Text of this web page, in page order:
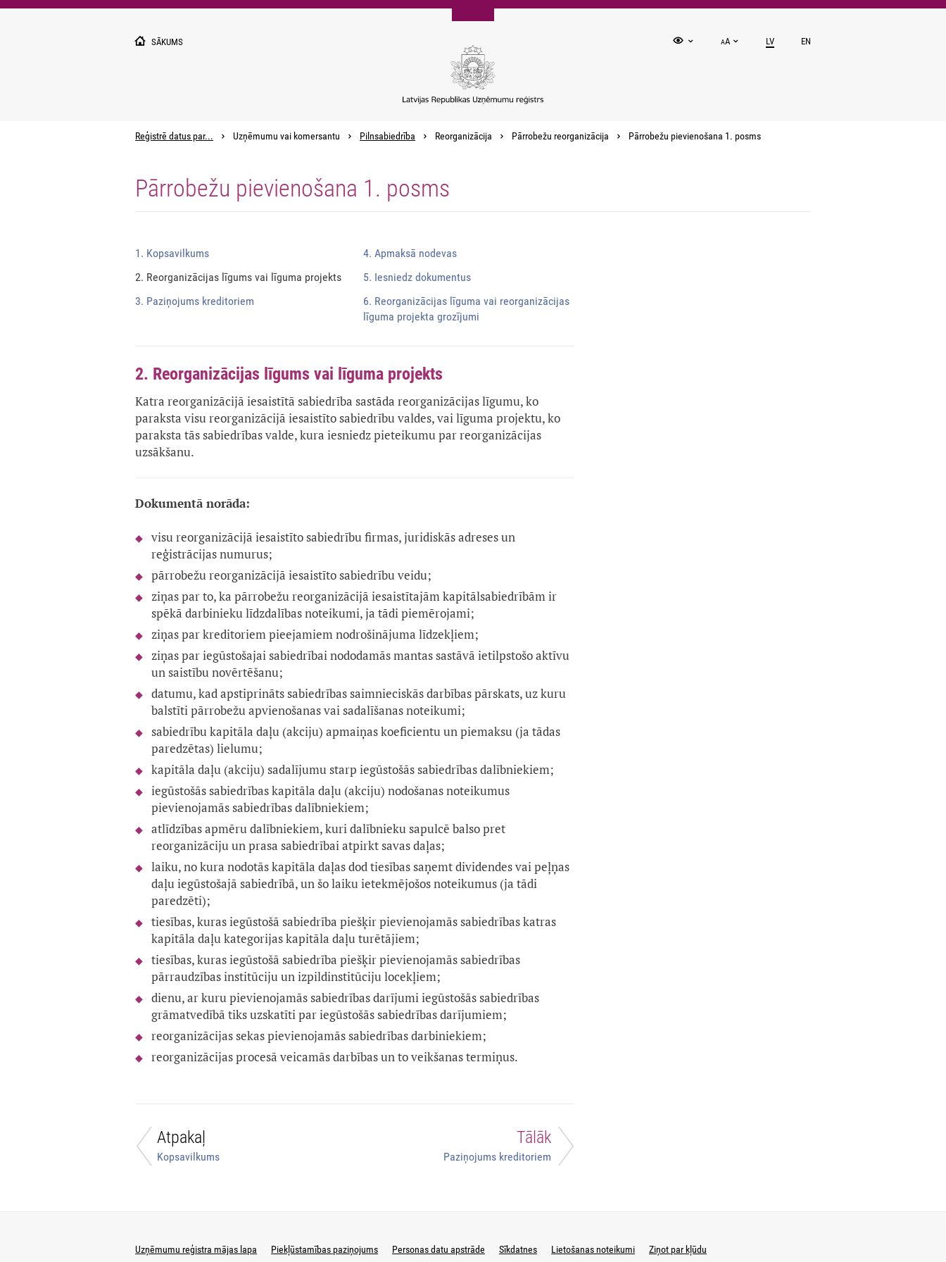
Pārlekt
SĀKUMS AA LV EN
Reģistrē datus par... Uzņēmumu vai komersantu Pilnsabiedrība Reorganizācija Pārrobežu reorganizācija Pārrobežu pievienošana 1. posms
Pārrobežu pievienošana 1. posms
1. Kopsavilkums
2. Reorganizācijas līgums vai līguma projekts
3. Paziņojums kreditoriem
4. Apmaksā nodevas
5. Iesniedz dokumentus
6. Reorganizācijas līguma vai reorganizācijas
līguma projekta grozījumi
2. Reorganizācijas līgums vai līguma projekts
Katra reorganizācijā iesaistītā sabiedrība sastāda reorganizācijas līgumu, ko
paraksta visu reorganizācijā iesaistīto sabiedrību valdes, vai līguma projektu, ko
paraksta tās sabiedrības valde, kura iesniedz pieteikumu par reorganizācijas
uzsākšanu.
Dokumentā norāda:
visu reorganizācijā iesaistīto sabiedrību firmas, juridiskās adreses un
reģistrācijas numurus;
pārrobežu reorganizācijā iesaistīto sabiedrību veidu;
ziņas par to, ka pārrobežu reorganizācijā iesaistītajām kapitālsabiedrībām ir
spēkā darbinieku līdzdalības noteikumi, ja tādi piemērojami;
ziņas par kreditoriem pieejamiem nodrošinājuma līdzekļiem;
ziņas par iegūstošajai sabiedrībai nododamās mantas sastāvā ietilpstošo aktīvu
un saistību novērtēšanu;
datumu, kad apstiprināts sabiedrības saimnieciskās darbības pārskats, uz kuru
balstīti pārrobežu apvienošanas vai sadalīšanas noteikumi;
sabiedrību kapitāla daļu (akciju) apmaiņas koeficientu un piemaksu (ja tādas
paredzētas) lielumu;
kapitāla daļu (akciju) sadalījumu starp iegūstošās sabiedrības dalībniekiem;
iegūstošās sabiedrības kapitāla daļu (akciju) nodošanas noteikumus
pievienojamās sabiedrības dalībniekiem;
atlīdzības apmēru dalībniekiem, kuri dalībnieku sapulcē balso pret
reorganizāciju un prasa sabiedrībai atpirkt savas daļas;
laiku, no kura nodotās kapitāla daļas dod tiesības saņemt dividendes vai peļņas
daļu iegūstošajā sabiedrībā, un šo laiku ietekmējošos noteikumus (ja tādi
paredzēti);
tiesības, kuras iegūstošā sabiedrība piešķir pievienojamās sabiedrības katras
kapitāla daļu kategorijas kapitāla daļu turētājiem;
tiesības, kuras iegūstošā sabiedrība piešķir pievienojamās sabiedrības
pārraudzības institūciju un izpildinstitūciju locekļiem;
dienu, ar kuru pievienojamās sabiedrības darījumi iegūstošās sabiedrības
grāmatvedībā tiks uzskatīti par iegūstošās sabiedrības darījumiem;
reorganizācijas sekas pievienojamās sabiedrības darbiniekiem;
reorganizācijas procesā veicamās darbības un to veikšanas termiņus.
Tālāk
Paziņojums kreditoriem
Atpakaļ
Kopsavilkums
Uzņēmumu reģistra mājas lapa Piekļūstamības paziņojums Personas datu apstrāde Sīkdatnes Lietošanas noteikumi Ziņot par kļūdu